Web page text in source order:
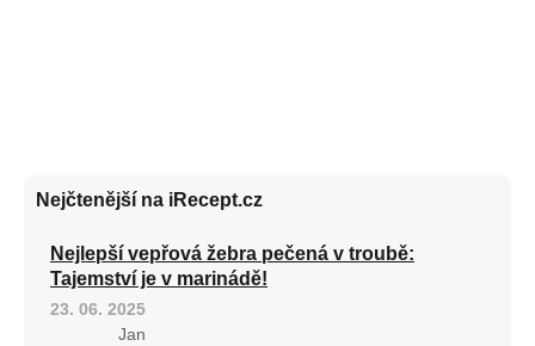
Nejčtenější na iRecept.cz
Nejlepší vepřová žebra pečená v troubě:
Tajemství je v marinádě!
23. 06. 2025
Jan